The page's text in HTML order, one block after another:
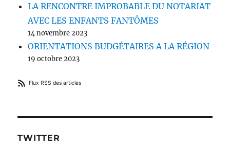
LA RENCONTRE IMPROBABLE DU NOTARIAT
AVEC LES ENFANTS FANTÔMES
14 novembre 2023
ORIENTATIONS BUDGÉTAIRES A LA RÉGION
19 octobre 2023
Flux RSS des articles
TWITTER